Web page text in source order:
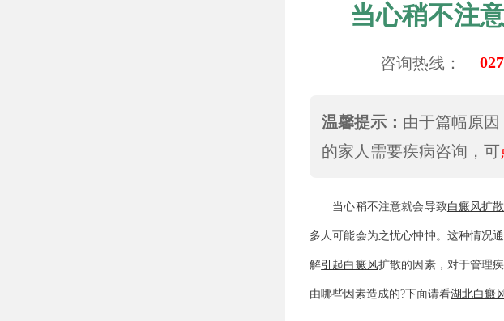
当心稍不注
咨询热线：
温馨提示： 由于篇幅原
的家人需要疾病咨询，可
当心稍不注意就会导致白癜风扩散
多人可能会为之忧心忡忡。这种情况
解引起白癜风扩散的因素，对于管理
由哪些因素造成的?下面请看湖北白癜